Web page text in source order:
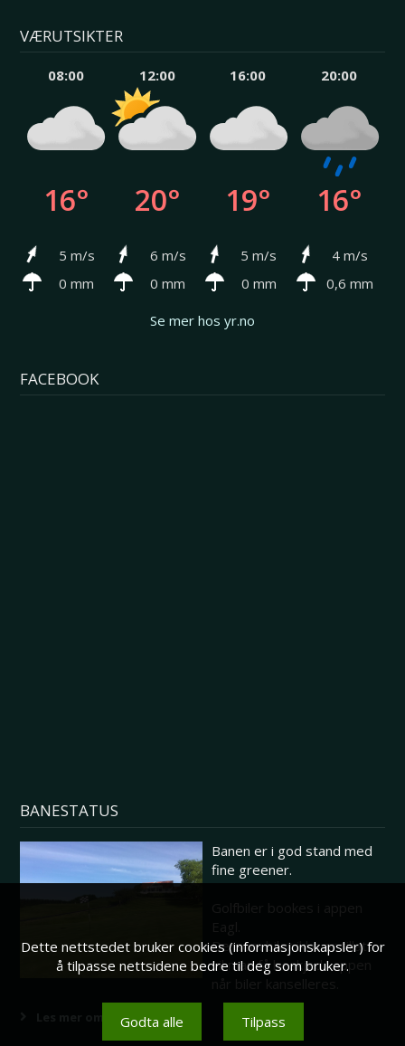
VÆRUTSIKTER
08:00
16°
5 m/s
0 mm
12:00
20°
6 m/s
0 mm
16:00
19°
5 m/s
0 mm
20:00
16°
4 m/s
0,6 mm
Se mer hos yr.no
FACEBOOK
BANESTATUS
Banen er i god stand med
fine greener.
Dersom biler ikke er tillatt
vil man få beskjed i appen
Les mer om banestatus her
Dette nettstedet bruker cookies (informasjonskapsler) for
å tilpasse nettsidene bedre til deg som bruker.
Godta alle Tilpass